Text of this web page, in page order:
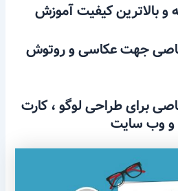
و بالاترین کیفیت آموزش
جهت عکاسی و روتوش
برای طراحی لوگو ، کارت
و وب سایت